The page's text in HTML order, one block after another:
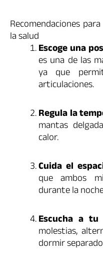
Recomendaciones
la salud
Escoge una
es una de las
ya que
articulaciones.
Regula la
mantas
calor.
Cuida el
que ambos
durante la
Escucha a tu
molestias,
dormir